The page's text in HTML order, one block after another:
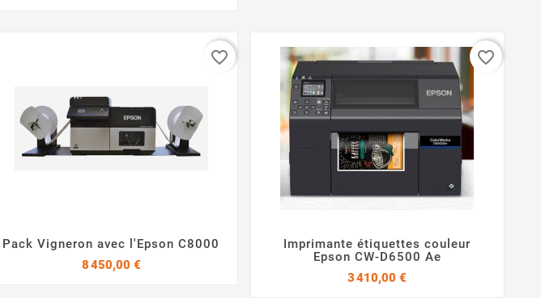
Pack Vigneron avec l'Epson C8000
8 450,00 €Prix
favorite_border
 
Imprimante étiquettes couleur
Epson CW-D6500 Ae
3 410,00 €
favorite_border